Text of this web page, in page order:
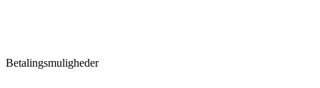
Betalingsmuligheder